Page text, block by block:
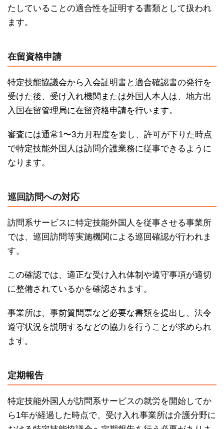
たしていることの適合性を証明する書類として扱われ
ます。
在留資格申請
特定技能協議会から入会証明書と適合確認書の発行を
受けた後、受け入れ機関または外国人本人は、地方出
入国在留管理局に在留資格申請を行います。
審査には通常1〜3カ月程度を要し、許可が下りた時点
で特定技能外国人は訪問介護業務に従事できるように
なります。
巡回訪問への対応
訪問系サービスに特定技能外国人を従事させる事業所
では、巡回訪問等実施機関による巡回確認が行われま
す。
この確認では、適正な受け入れ体制や遵守事項が適切
に整備されているかを確認されます。
事業所は、事前質問票など必要な書類を提出し、法令
遵守状況を説明するなどの協力を行うことが求められ
ます。
定期報告
特定技能外国人が訪問系サービスの就労を開始してか
ら1年が経過した時点で、受け入れ事業所は介護分野に